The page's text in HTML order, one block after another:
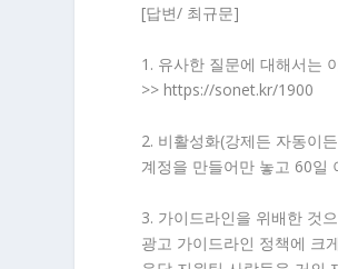
[답변/ 최규문]
1. 유사한 질문에 대해서는
>> https://sonet.kr/1900
2. 비활성화(강제든 자동이
계정을 만들어만 놓고 60일
3. 가이드라인을 위배한 것
광고 가이드라인 정책에 크